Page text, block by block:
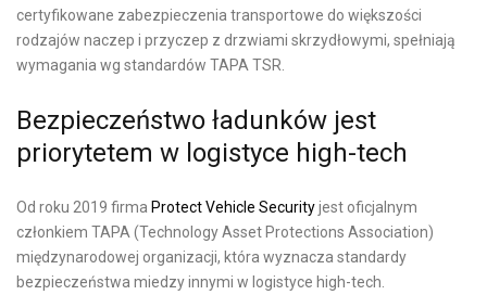
certyfikowane zabezpieczenia transportowe do większości
rodzajów naczep i przyczep z drzwiami skrzydłowymi, spełniają
wymagania wg standardów TAPA TSR.
Bezpieczeństwo ładunków jest
priorytetem w logistyce high-tech
Od roku 2019 firma Protect Vehicle Securityjest oficjalnym
członkiem TAPA (Technology Asset Protections Association)
międzynarodowej organizacji, która wyznacza standardy
bezpieczeństwa miedzy innymi w logistyce high-tech.